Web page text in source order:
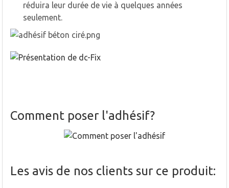
réduira leur durée de vie à quelques années
seulement.
Comment poser l'adhésif?
Les avis de nos clients sur ce produit: